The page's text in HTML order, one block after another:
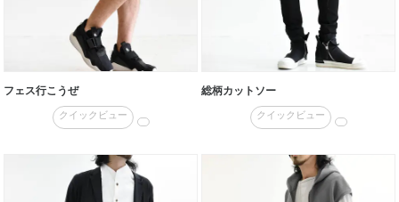
フェス行こうぜ
クイックビュー
総柄カットソー
クイックビュー